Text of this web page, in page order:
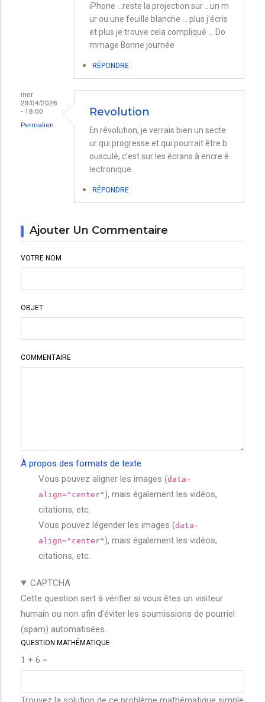
iPhone ...reste la projection sur ...un m
ur ou une feuille blanche ... plus j'écris
et plus je trouve cela compliqué ... Do
mmage Bonne journée
RÉPONDRE
mer
29/04/2026
- 18:00
Permalien
Revolution
En révolution, je verrais bien un secte
ur qui progresse et qui pourrait être b
ousculé, c’est sur les écrans à encre é
lectronique.
RÉPONDRE
Ajouter Un Commentaire
VOTRE NOM
OBJET
COMMENTAIRE
À propos des formats de texte
Vous pouvez aligner les images (data-
align="center"), mais également les vidéos,
citations, etc.
Vous pouvez légender les images (data-
align="center"), mais également les vidéos,
citations, etc.
CAPTCHA
Cette question sert à vérifier si vous êtes un visiteur
humain ou non afin d'éviter les soumissions de pourriel
(spam) automatisées.
QUESTION MATHÉMATIQUE
1 + 6 =